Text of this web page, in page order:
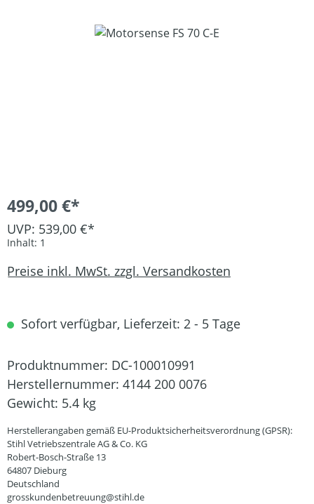
Bildergalerie überspringen
499,00 €*
UVP: 539,00 €*
Inhalt: 1
Preise inkl. MwSt. zzgl. Versandkosten
Sofort verfügbar, Lieferzeit: 2 - 5 Tage
Produktnummer: DC-100010991
Herstellernummer: 4144 200 0076
Gewicht: 5.4 kg
Herstellerangaben gemäß EU-Produktsicherheitsverordnung (GPSR):
Stihl Vetriebszentrale AG & Co. KG
Robert-Bosch-Straße 13
64807 Dieburg
Deutschland
grosskundenbetreuung@stihl.de